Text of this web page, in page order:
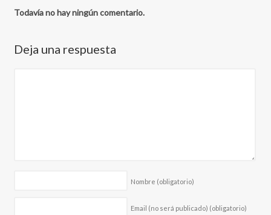
Todavía no hay ningún comentario.
Deja una respuesta
Nombre (obligatorio)
Email (no será publicado) (obligatorio)